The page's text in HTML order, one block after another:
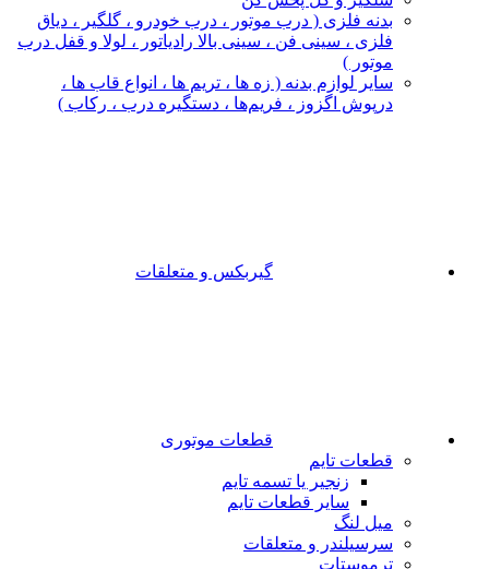
بدنه فلزی ( درب موتور ، درب خودرو ، گلگیر ، دیاق
فلزی ، سینی فن ، سینی بالا رادیاتور ، لولا و قفل درب
موتور )
سایر لوازم بدنه ( زه ها ، تریم ها ، انواع قاب ها ،
درپوش اگزوز ، فریم‌ها ، دستگیره درب ، رکاب )
گیربکس و متعلقات
قطعات موتوری
قطعات تایم
زنجیر یا تسمه تایم
سایر قطعات تایم
میل لنگ
سرسیلندر و متعلقات
ترموستات